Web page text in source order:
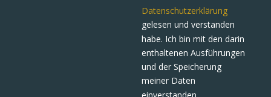
Datenschutzerklärung
gelesen und verstanden
habe. Ich bin mit den darin
enthaltenen Ausführungen
und der Speicherung
meiner Daten